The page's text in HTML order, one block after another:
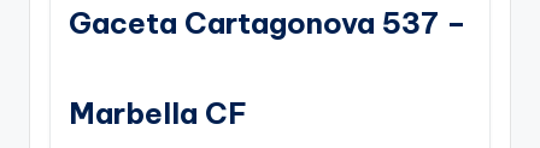
Gaceta Cartagonova 537 –
Marbella CF